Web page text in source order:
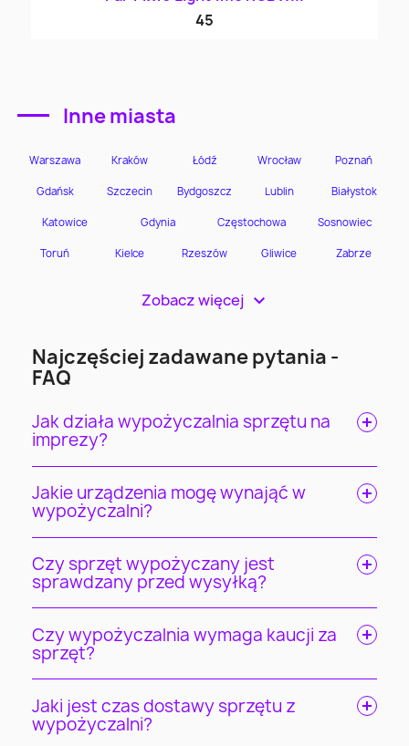
45
Inne miasta
Zobacz więcej >
Najczęściej zadawane pytania -
FAQ
Jak działa wypożyczalnia sprzętu na
imprezy?
Jakie urządzenia mogę wynająć w
wypożyczalni?
Czy sprzęt wypożyczany jest
sprawdzany przed wysyłką?
Czy wypożyczalnia wymaga kaucji za
sprzęt?
Jaki jest czas dostawy sprzętu z
wypożyczalni?